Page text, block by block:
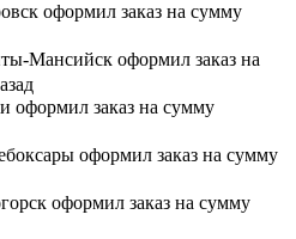
оформил заказ на сумму
Мансийск оформил заказ на
заказ на сумму
оформил заказ на сумму
оформил заказ на сумму